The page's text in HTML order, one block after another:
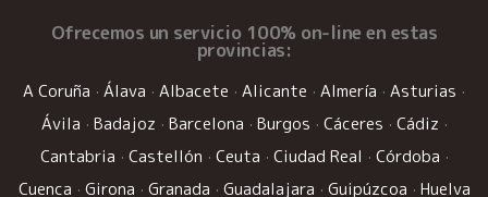
Ofrecemos un servicio 100% on-line en estas
provincias:
A Coruña · Álava · Albacete · Alicante · Almería · Asturias ·
Ávila · Badajoz · Barcelona · Burgos · Cáceres · Cádiz ·
Cantabria · Castellón · Ceuta · Ciudad Real · Córdoba ·
Cuenca · Girona · Granada · Guadalajara · Guipúzcoa · Huelva